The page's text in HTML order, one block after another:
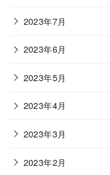
2023年7月
2023年6月
2023年5月
2023年4月
2023年3月
2023年2月